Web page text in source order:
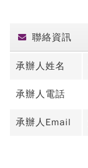
聯絡資訊
承辦人姓名
承辦人電話
承辦人Email